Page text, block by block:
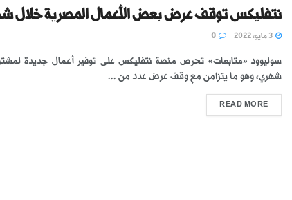
نتفليكس توقف عرض بعض الأعمال المصرية خلال
سوليوود «متابعات» تحرص منصة نتفليكس على توفير أعمال جديدة
شهري، وهو ما يتزامن مع وقف عرض عدد من ...
READ MORE